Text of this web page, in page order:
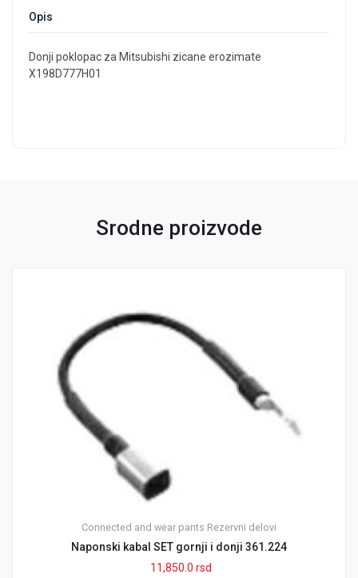
Opis
Donji poklopac za Mitsubishi zicane erozimate
X198D777H01
Srodne proizvode
Connected and wear pants Rezervni delovi
Naponski kabal SET gornji i donji 361.224
11,850.0 rsd